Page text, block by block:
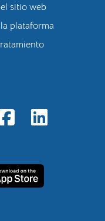
sitio web
plataforma